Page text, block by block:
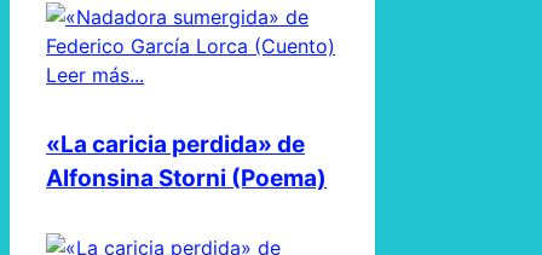
Leer más...
«La caricia perdida» de
Alfonsina Storni (Poema)